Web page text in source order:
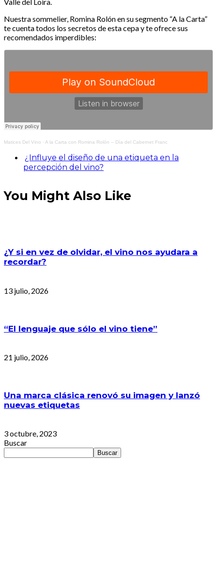
Nuestra sommelier, Romina Rolón en su segmento “A la Carta”
te cuenta todos los secretos de esta cepa y te ofrece sus
recomendados imperdibles:
Matices Del Vino · A la Carta con Romina Rolón – Día del Cabernet Franc
¿Influye el diseño de una etiqueta en la
percepción del vino?
You Might Also Like
¿Y si en vez de olvidar, el vino nos ayudara a
recordar?
13 julio, 2026
“El lenguaje que sólo el vino tiene”
21 julio, 2026
Una marca clásica renovó su imagen y lanzó
nuevas etiquetas
3 octubre, 2023
Buscar
Buscar